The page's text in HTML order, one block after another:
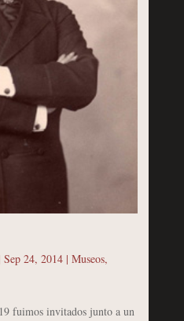
Sep 24, 2014| Museos,
fuimos invitados junto a un